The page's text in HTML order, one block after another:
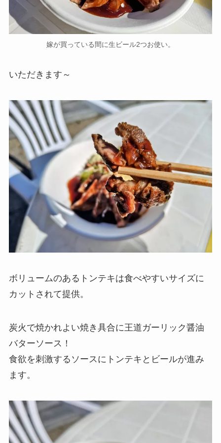
嫁が買っている間に生ビール2つお使い。
いただきます～
ボリュームのあるトンテキは食べやすいサイズに
カットされて提供。
炭火で焼かれよい焼き具合に王道ガーリック醤油
バターソース！
食欲を刺激するソースにトンテキとビールが進み
ます。